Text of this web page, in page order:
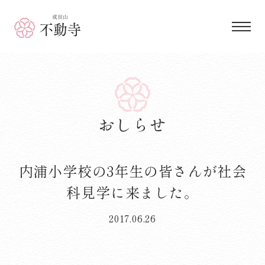
成田山 不動寺
おしらせ
内浦小学校の3年生の皆さんが社会
科見学に来ました。
2017.06.26